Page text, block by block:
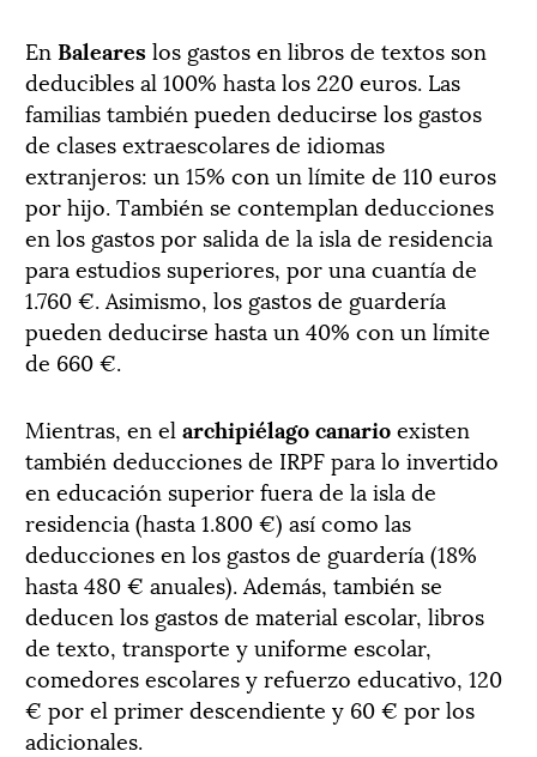
En Baleareslos gastos en libros de textos son
deducibles al 100% hasta los 220 euros. Las
familias también pueden deducirse los gastos
de clases extraescolares de idiomas
extranjeros: un 15% con un límite de 110 euros
por hijo. También se contemplan deducciones
en los gastos por salida de la isla de residencia
para estudios superiores, por una cuantía de
1.760 €. Asimismo, los gastos de guardería
pueden deducirse hasta un 40% con un límite
de 660 €.
Mientras, en el archipiélago canarioexisten
también deducciones de IRPF para lo invertido
en educación superior fuera de la isla de
residencia (hasta 1.800 €) así como las
deducciones en los gastos de guardería (18%
hasta 480 € anuales). Además, también se
deducen los gastos de material escolar, libros
de texto, transporte y uniforme escolar,
comedores escolares y refuerzo educativo, 120
€ por el primer descendiente y 60 € por los
adicionales.